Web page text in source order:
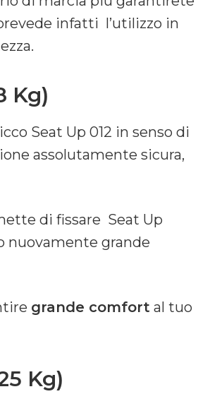
infatti l’utilizzo in
Kg)
Seat Up 012 in senso di
assolutamente sicura,
di fissare Seat Up
nuovamente grande
grande comfort al tuo
Kg)